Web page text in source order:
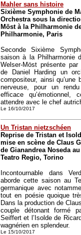
Mahler sans histoire
Sixième Symphonie de
Orchestra sous la
Möst à la Philharmonie
Philharmonie, Paris
Seconde Sixième
saison à la Philharmonie
Welser-Möst présente
de Daniel Harding un
compositeur, ainsi
nerveuse, pour un
efficace qu’émotionnel,
attendre avec le chef
Le 16/10/2017
Un Tristan nietzschéen
Reprise de Tristan et
mise en scène de Claus
de Gianandrea Noseda
Teatro Regio, Torino
Incontournable dans
aborde cette saison au
germanique avec
tout en poésie quoique
Dans la production de
couple détonant formé
Seiffert et l’Isolde de
wagnérien en splendeur.
Le 15/10/2017